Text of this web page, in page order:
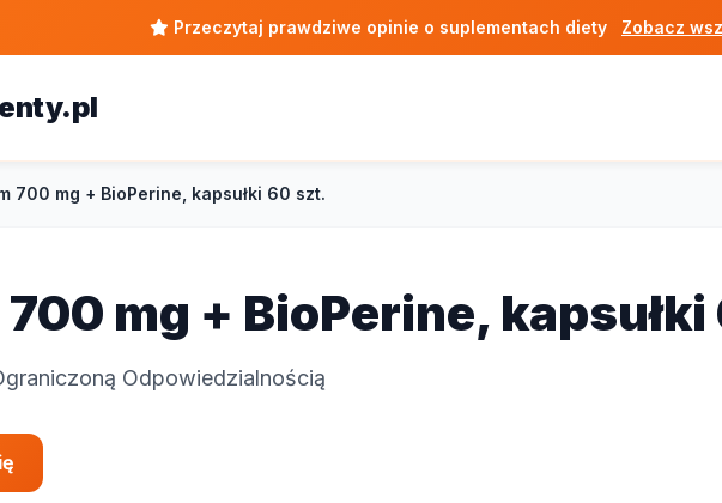
Przeczytaj prawdziwe opinie o suplementach diety Zobacz
700 mg + BioPerine, kapsułki 60 szt.
mg + BioPerine,
Odpowiedzialnością